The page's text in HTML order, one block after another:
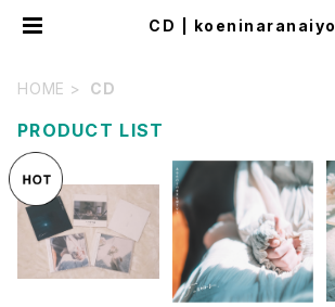
CD | koeninaranaiyo
HOME CD
PRODUCT LIST